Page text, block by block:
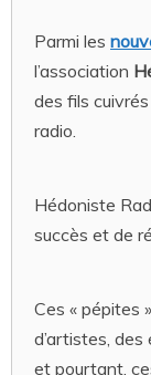
Parmi les
l’association
des fils
radio.
Hédoniste
succès et de
Ces « pépites
d’artistes, des
et pourtant,